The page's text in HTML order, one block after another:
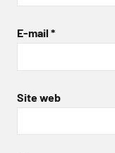
E-mail *
Site web